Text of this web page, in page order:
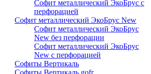
Софит металлический ЭкоБрус с
перфорацией
Софит металлический ЭкоБрус New
Софит металлический ЭкоБрус
New без перфорации
Софит металлический ЭкоБрус
New с перфорацией
Софиты Вертикаль
Софиты Вертикаль gofr